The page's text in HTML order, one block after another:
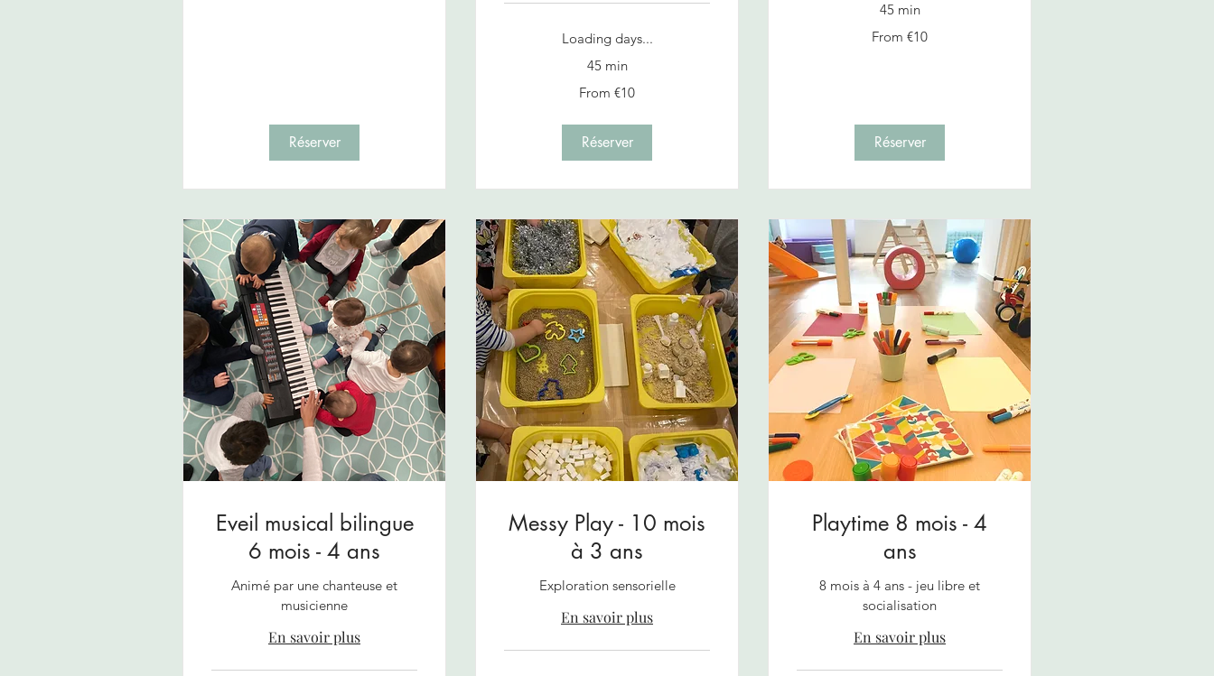
Réserver
Loading days...
45 min
From €10
Réserver
45 min
From €10
Réserver
Eveil musical bilingue
6 mois - 4 ans
Animé par une chanteuse et
musicienne
En savoir plus
Messy Play - 10 mois
à 3 ans
Exploration sensorielle
En savoir plus
Playtime 8 mois - 4
ans
8 mois à 4 ans - jeu libre et
socialisation
En savoir plus